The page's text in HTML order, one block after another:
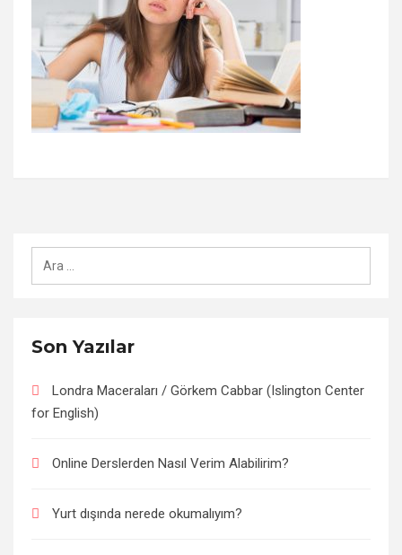
Son Yazılar
Londra Maceraları / Görkem Cabbar (Islington Center
for English)
Online Derslerden Nasıl Verim Alabilirim?
Yurt dışında nerede okumalıyım?